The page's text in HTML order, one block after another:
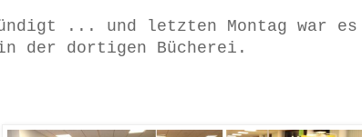
... und letzten Montag war
der dortigen Bücherei.